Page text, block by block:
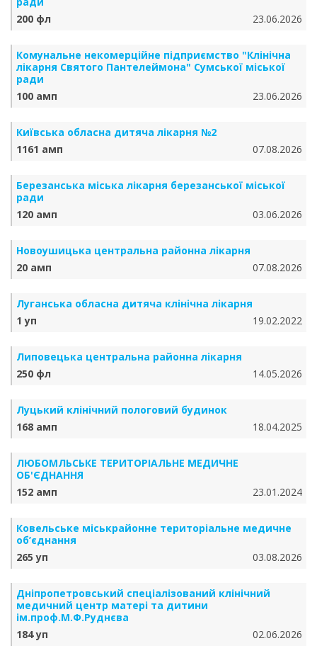
200 фл
23.06.2026
Комунальне некомерційне підприємство "Клінічна
лікарня Святого Пантелеймона" Сумської міської
ради
100 амп
23.06.2026
Київська обласна дитяча лікарня №2
1161 амп
07.08.2026
Березанська міська лікарня березанської міської
ради
120 амп
03.06.2026
Новоушицька центральна районна лікарня
20 амп
07.08.2026
Луганська обласна дитяча клінічна лікарня
1 уп
19.02.2022
Липовецька центральна районна лікарня
250 фл
14.05.2026
Луцький клінічний пологовий будинок
168 амп
18.04.2025
ЛЮБОМЛЬСЬКЕ ТЕРИТОРІАЛЬНЕ МЕДИЧНЕ
ОБ'ЄДНАННЯ
152 амп
23.01.2024
Ковельське міськрайонне територіальне медичне
об’єднання
265 уп
03.08.2026
Дніпропетровський спеціалізований клінічний
медичний центр матері та дитини
ім.проф.М.Ф.Руднєва
184 уп
02.06.2026